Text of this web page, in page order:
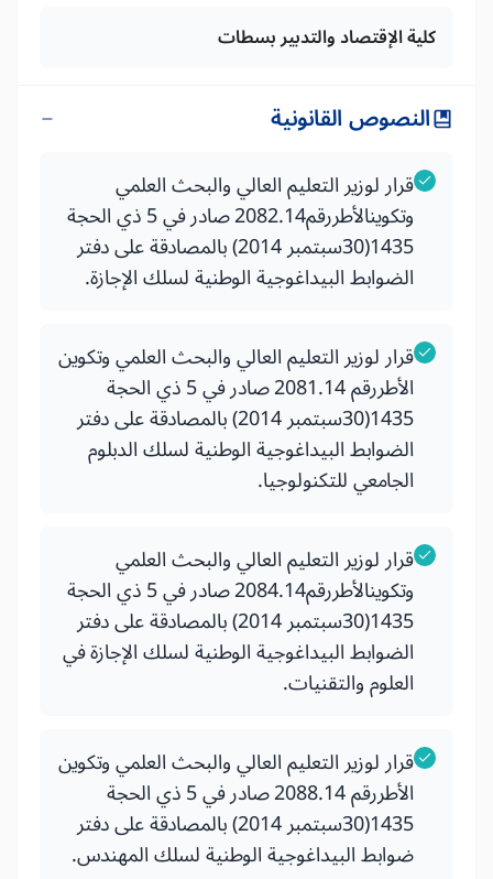
كلية الإقتصاد والتدبير بسطات
النصوص القانونية
قرار لوزير التعليم العالي والبحث العلمي
وتكوينالأطررقم2082.14 صادر في 5 ذي الحجة
1435(30سبتمبر 2014) بالمصادقة على دفتر
الضوابط البيداغوجية الوطنية لسلك الإجازة.
قرار لوزير التعليم العالي والبحث العلمي وتكوين
الأطررقم 2081.14 صادر في 5 ذي الحجة
1435(30سبتمبر 2014) بالمصادقة على دفتر
الضوابط البيداغوجية الوطنية لسلك الدبلوم
الجامعي للتكنولوجيا.
قرار لوزير التعليم العالي والبحث العلمي
وتكوينالأطررقم2084.14 صادر في 5 ذي الحجة
1435(30سبتمبر 2014) بالمصادقة على دفتر
الضوابط البيداغوجية الوطنية لسلك الإجازة في
العلوم والتقنيات.
قرار لوزير التعليم العالي والبحث العلمي وتكوين
الأطررقم 2088.14 صادر في 5 ذي الحجة
1435(30سبتمبر 2014) بالمصادقة على دفتر
ضوابط البيداغوجية الوطنية لسلك المهندس.